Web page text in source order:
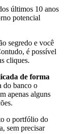
últimos 10 anos
potencial
segredo e você
é possível
cliques.
de forma
do banco o
apenas alguns
o portfólio do
sem precisar